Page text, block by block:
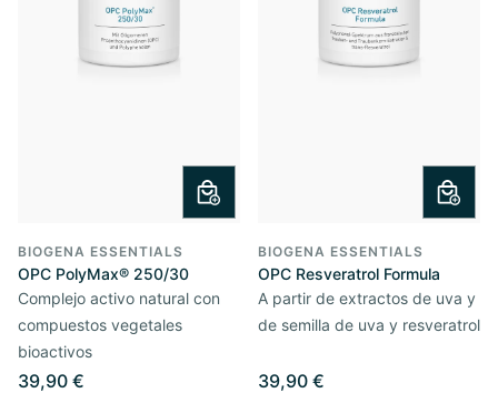
BIOGENA ESSENTIALS
OPC PolyMax® 250/30
Complejo activo natural con
compuestos vegetales
bioactivos
39,90 €
BIOGENA ESSENTIALS
OPC Resveratrol Formula
A partir de extractos de uva y
de semilla de uva y resveratrol
39,90 €